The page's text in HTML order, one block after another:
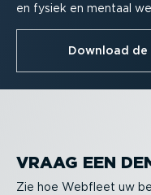
en fysiek en mentaal
Download
VRAAG EEN
Zie hoe Webfleet uw